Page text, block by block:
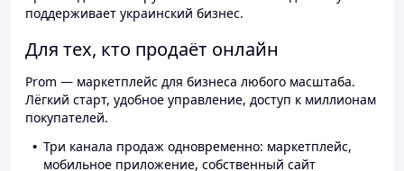
поддерживает украинский бизнес.
Для тех, кто продаёт онлайн
Prom — маркетплейс для бизнеса любого масштаба.
Лёгкий старт, удобное управление, доступ к миллионам
покупателей.
Три канала продаж одновременно: маркетплейс,
мобильное приложение, собственный сайт